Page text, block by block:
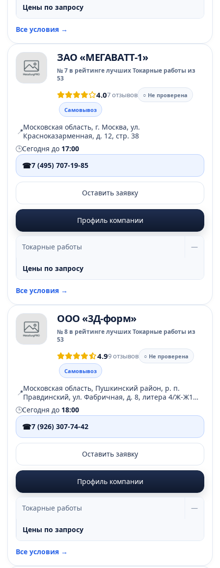
Цены по запросу
Все условия →
ЗАО «МЕГАВАТТ-1»
№ 7 в рейтинге лучших Токарные работы из
53
4.07 отзывов
○ Не проверена
Самовывоз
📍Московская область, г. Москва, ул.
Красноказарменная, д. 12, стр. 38
🕒Сегодня до 17:00
☎7 (495) 707-19-85
Оставить заявку
Профиль компании
Токарные работы —
Цены по запросу
Все условия →
ООО «3Д-форм»
№ 8 в рейтинге лучших Токарные работы из
53
4.99 отзывов
○ Не проверена
Самовывоз
📍Московская область, Пушкинский район, р. п.
Правдинский, ул. Фабричная, д. 8, литера 4/Ж-Ж1-
Ж2-Д1, комната 60-68, 77-80
🕒Сегодня до 18:00
☎7 (926) 307-74-42
Оставить заявку
Профиль компании
Токарные работы —
Цены по запросу
Все условия →